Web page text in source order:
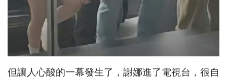
但讓人心酸的一幕發生了，謝娜進了電視台，很自